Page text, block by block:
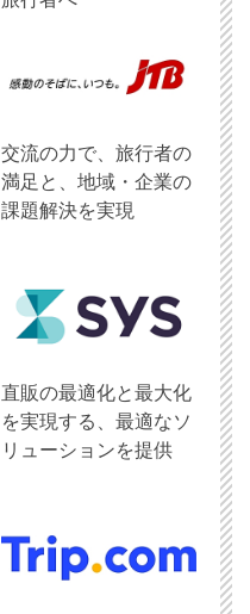
交流の力で、旅行者の
満足と、地域・企業の
課題解決を実現
直販の最適化と最大化
を実現する、最適なソ
リューションを提供